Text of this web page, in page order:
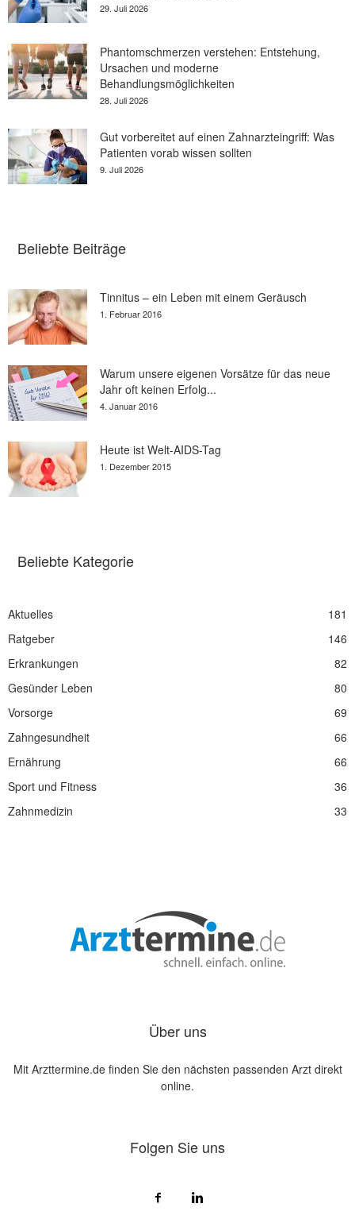
29. Juli 2026
Phantomschmerzen verstehen: Entstehung,
Ursachen und moderne
Behandlungsmöglichkeiten
28. Juli 2026
Gut vorbereitet auf einen Zahnarzteingriff: Was
Patienten vorab wissen sollten
9. Juli 2026
Beliebte Beiträge
Tinnitus – ein Leben mit einem Geräusch
1. Februar 2016
Warum unsere eigenen Vorsätze für das neue
Jahr oft keinen Erfolg...
4. Januar 2016
Heute ist Welt-AIDS-Tag
1. Dezember 2015
Beliebte Kategorie
Aktuelles
181
Ratgeber
146
Erkrankungen
82
Gesünder Leben
80
Vorsorge
69
Zahngesundheit
66
Ernährung
66
Sport und Fitness
36
Zahnmedizin
33
Über uns
Mit Arzttermine.de finden Sie den nächsten passenden Arzt direkt
online.
Folgen Sie uns